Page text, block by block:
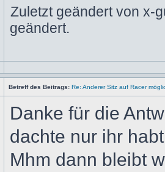
Zuletzt geändert von x-
geändert.
Betreff des Beitrags: Re: Anderer Sitz auf Racer
Danke für die
dachte nur ihr
Mhm dann bleibt